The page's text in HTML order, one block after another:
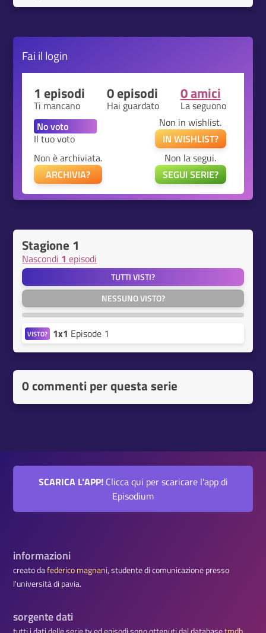
Fai il login
1 episodi
Ti mancano
0 episodi
Hai guardato
0 amici
La seguono
Il tuo voto
Non in wishlist.
IN WISHLIST?
Non è archiviata.
ARCHIVIA?
Non la segui.
SEGUI SERIE?
Stagione 1
Nascondi 1 episodi
TUTTI VISTI?
NESSUNO VISTO?
VISTO? 1x1 Episode 1
0 commenti per questa serie
SCARICA L'APP!Clicca qui per scaricare l'app di
Episodium
informazioni
creato dafederico magnani, studente di comunicazione presso
l'università di pavia.
sorgente dati